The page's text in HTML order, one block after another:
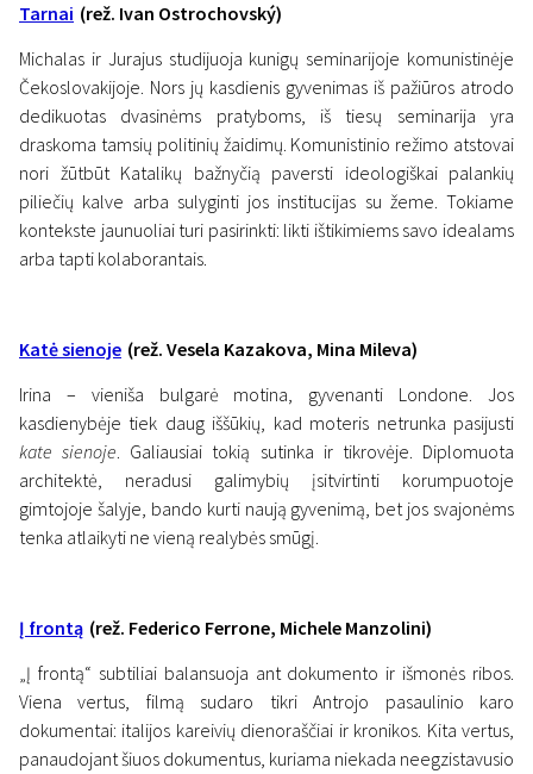
Tarnai (rež. Ivan Ostrochovský)
Michalas ir Jurajus studijuoja kunigų seminarijoje komunistinėje
Čekoslovakijoje. Nors jų kasdienis gyvenimas iš pažiūros atrodo
dedikuotas dvasinėms pratyboms, iš tiesų seminarija yra
draskoma tamsių politinių žaidimų. Komunistinio režimo atstovai
nori žūtbūt Katalikų bažnyčią paversti ideologiškai palankių
piliečių kalve arba sulyginti jos institucijas su žeme. Tokiame
kontekste jaunuoliai turi pasirinkti: likti ištikimiems savo idealams
arba tapti kolaborantais.
Katė sienoje (rež. Vesela Kazakova, Mina Mileva)
Irina – vieniša bulgarė motina, gyvenanti Londone. Jos
kasdienybėje tiek daug iššūkių, kad moteris netrunka pasijusti
kate sienoje. Galiausiai tokią sutinka ir tikrovėje. Diplomuota
architektė, neradusi galimybių įsitvirtinti korumpuotoje
gimtojoje šalyje, bando kurti naują gyvenimą, bet jos svajonėms
tenka atlaikyti ne vieną realybės smūgį.
Į frontą (rež. Federico Ferrone, Michele Manzolini)
„Į frontą“ subtiliai balansuoja ant dokumento ir išmonės ribos.
Viena vertus, filmą sudaro tikri Antrojo pasaulinio karo
dokumentai: italijos kareivių dienoraščiai ir kronikos. Kita vertus,
panaudojant šiuos dokumentus, kuriama niekada neegzistavusio